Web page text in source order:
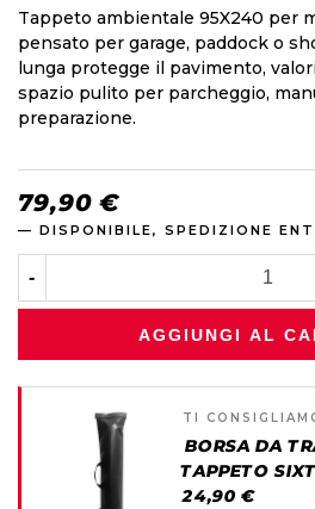
Tappeto ambientale 95X240 per
pensato per garage, paddock o
lunga protegge il pavimento,
spazio pulito per parcheggio,
preparazione.
79,90 €
— DISPONIBILE, SPEDIZIONE
-
AGGIUNGI AL
TI
BORSA DA
TAPPETO
24,90 €